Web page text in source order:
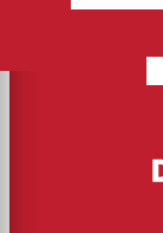
contenuto